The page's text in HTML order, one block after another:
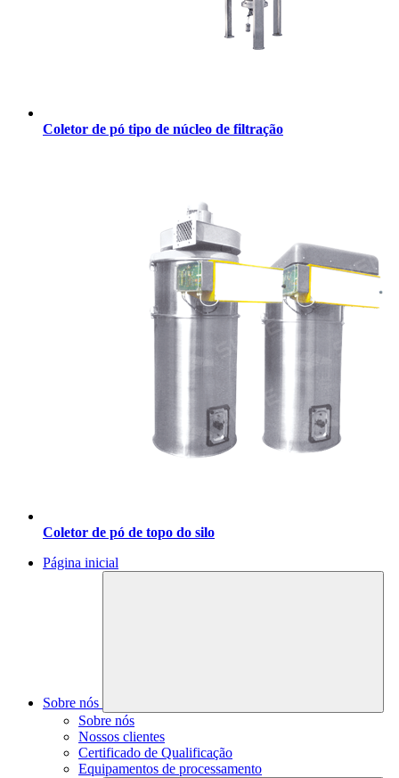
Coletor de pó tipo de núcleo de filtração
Coletor de pó de topo do silo
Página inicial
Sobre nós
Sobre nós
Nossos clientes
Certificado de Qualificação
Equipamentos de processamento